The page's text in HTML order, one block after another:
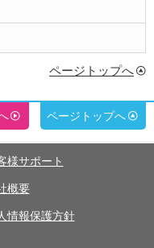
ページトップへ
ページトップへ
様サポート
概要
情報保護方針